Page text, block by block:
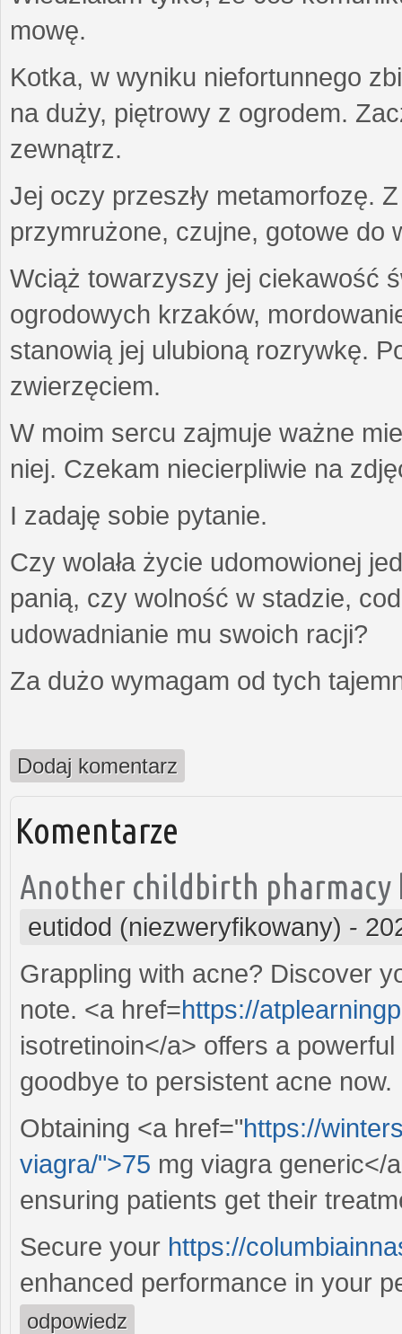
mowę.
Kotka, w wyniku niefortunnego
na duży, piętrowy z ogrodem.
zewnątrz.
Jej oczy przeszły metamorfozę.
przymrużone, czujne, gotowe do
Wciąż towarzyszy jej ciekawość
ogrodowych krzaków,
stanowią jej ulubioną rozrywkę.
zwierzęciem.
W moim sercu zajmuje ważne
niej. Czekam niecierpliwie na
I zadaję sobie pytanie.
Czy wolała życie udomowionej
panią, czy wolność w stadzie,
udowadnianie mu swoich racji?
Za dużo wymagam od tych
Dodaj komentarz
Komentarze
Another childbirth pharmacy
eutidod (niezweryfikowany) -
Grappling with acne? Discover
note. <a href=https://
isotretinoin</a> offers a
goodbye to persistent acne now.
Obtaining <a href="https://
viagra/">75 mg viagra generic</
ensuring patients get their
Secure your https://
enhanced performance in your
odpowiedz